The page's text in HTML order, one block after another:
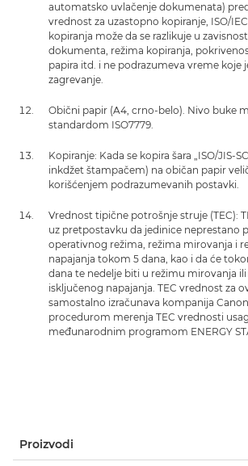
automatsko uvlačenje dokumenata)
vrednost za uzastopno kopiranje, ISO/
kopiranja može da se razlikuje u
dokumenta, režima kopiranja,
papira itd. i ne podrazumeva vreme koje
zagrevanje.
Obični papir (A4, crno-belo). Nivo buke
standardom ISO7779.
Kopiranje: Kada se kopira šara „ISO/JIS-
inkdžet štampačem) na običan papir
korišćenjem podrazumevanih postavki.
Vrednost tipične potrošnje struje (TEC):
uz pretpostavku da jedinice neprestano
operativnog režima, režima mirovanja i
napajanja tokom 5 dana, kao i da će
dana te nedelje biti u režimu mirovanja
isključenog napajanja. TEC vrednost za
samostalno izračunava kompanija
procedurom merenja TEC vrednosti
međunarodnim programom ENERGY
Proizvodi